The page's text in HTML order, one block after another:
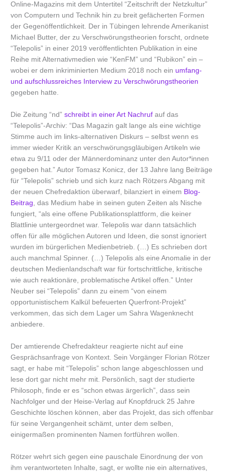
Online-Magazins mit dem Untertitel “Zeitschrift der Netzkultur”
von Computern und Technik hin zu breit gefächerten Formen
der Gegenöffentlichkeit. Der in Tübingen lehrende Amerikanist
Michael Butter, der zu Verschwörungstheorien forscht, ordnete
“Telepolis” in einer 2019 veröffentlichten Publikation in eine
Reihe mit Alternativmedien wie “KenFM” und “Rubikon” ein –
wobei er dem inkriminierten Medium 2018 noch ein umfang-
und aufschlussreiches Interview zu Verschwörungstheorien
gegeben hatte.
Die Zeitung “nd”schreibt in einer Art Nachruf auf das
“Telepolis”-Archiv: “Das Magazin galt lange als eine wichtige
Stimme auch im links-alternativen Diskurs – selbst wenn es
immer wieder Kritik an verschwörungsgläubigen Artikeln wie
etwa zu 9/11 oder der Männerdominanz unter den Autor*innen
gegeben hat.” Autor Tomasz Konicz, der 13 Jahre lang Beiträge
für “Telepolis” schrieb und sich kurz nach Rötzers Abgang mit
der neuen Chefredaktion überwarf, bilanziert in einem Blog-
Beitrag, das Medium habe in seinen guten Zeiten als Nische
fungiert, “als eine offene Publikationsplattform, die keiner
Blattlinie untergeordnet war. Telepolis war dann tatsächlich
offen für alle möglichen Autoren und Ideen, die sonst ignoriert
wurden im bürgerlichen Medienbetrieb. (…) Es schrieben dort
auch manchmal Spinner. (…) Telepolis als eine Anomalie in der
deutschen Medienlandschaft war für fortschrittliche, kritische
wie auch reaktionäre, problematische Artikel offen.” Unter
Neuber sei “Telepolis” dann zu einem “von einem
opportunistischem Kalkül befeuerten Querfront-Projekt”
verkommen, das sich dem Lager um Sahra Wagenknecht
anbiedere.
Der amtierende Chefredakteur reagierte nicht auf eine
Gesprächsanfrage von Kontext. Sein Vorgänger Florian Rötzer
sagt, er habe mit “Telepolis” schon lange abgeschlossen und
lese dort gar nicht mehr mit. Persönlich, sagt der studierte
Philosoph, finde er es “schon etwas ärgerlich”, dass sein
Nachfolger und der Heise-Verlag auf Knopfdruck 25 Jahre
Geschichte löschen können, aber das Projekt, das sich offenbar
für seine Vergangenheit schämt, unter dem selben,
einigermaßen prominenten Namen fortführen wollen.
Rötzer wehrt sich gegen eine pauschale Einordnung der von
ihm verantworteten Inhalte, sagt, er wollte nie ein alternatives,